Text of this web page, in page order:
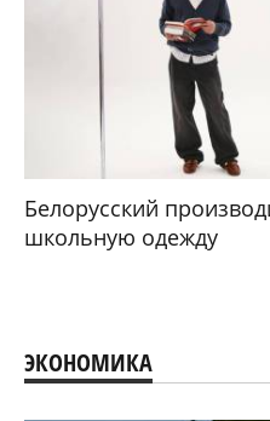
Белорусский
школьную одежду
ЭКОНОМИКА